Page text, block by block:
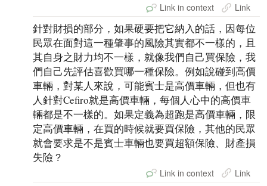
Link in context Link
針對財損的部分，如果硬要把它納入的話，因每位
民眾在面對這一種肇事的風險其實都不一樣的，且
其自身之財力均不一樣，就像我們自己買保險，我
們自己先評估喜歡買哪一種保險。例如說碰到高價
車輛，對某人來說，可能賓士是高價車輛，但也有
人針對Cefiro就是高價車輛，每個人心中的高價車
輛都是不一樣的。如果定義為超跑是高價車輛，限
定高價車輛，在買的時候就要買保險，其他的民眾
就會要求是不是賓士車輛也要買超額保險、財產損
失險？
Link in context Link